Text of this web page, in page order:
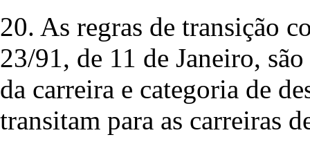
20. As regras de transição
23/91, de 11 de Janeiro,
da carreira e categoria de
transitam para as carreiras